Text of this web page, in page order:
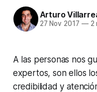
Arturo
27 Nov 2017 —2
A las personas nos
expertos, son ellos
credibilidad y